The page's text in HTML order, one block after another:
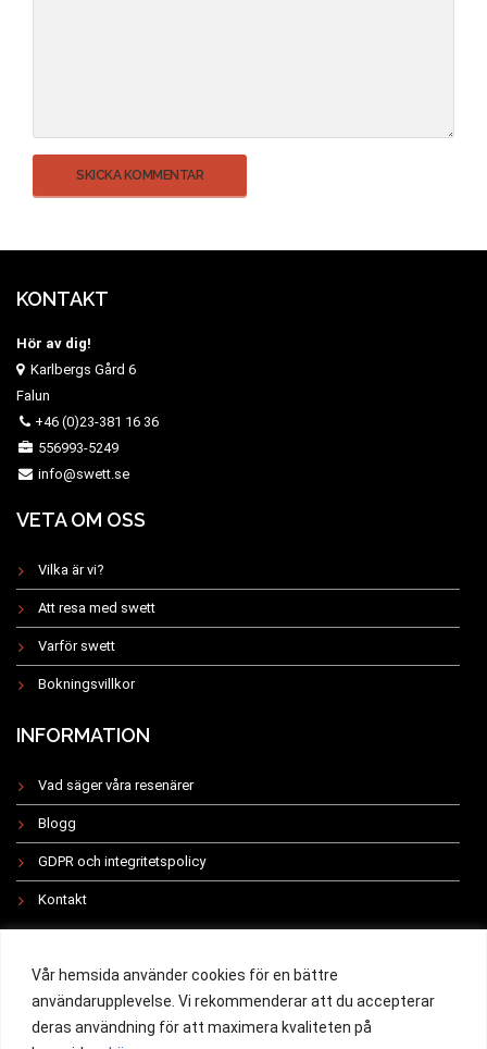
Vår hemsida använder cookies för en bättre
användarupplevelse. Vi rekommenderar att du accepterar
deras användning för att maximera kvaliteten på
KONTAKT
Hör av dig!
Karlbergs Gård 6
Falun
+46 (0)23-381 16 36
556993-5249
info@swett.se
VETA OM OSS
Vilka är vi?
Att resa med swett
Varför swett
Bokningsvillkor
INFORMATION
Vad säger våra resenärer
Blogg
GDPR och integritetspolicy
Kontakt